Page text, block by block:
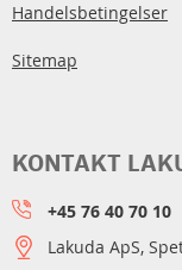
Handelsbetingelser
Sitemap
KONTAKT
+45 76 40 70 10
Lakuda ApS,